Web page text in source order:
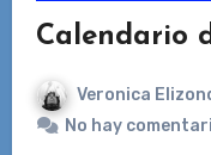
Calendario
Veronica
No hay